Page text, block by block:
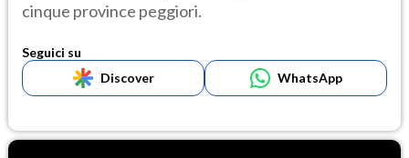
cinque province peggiori.
Seguici su
Discover
WhatsApp